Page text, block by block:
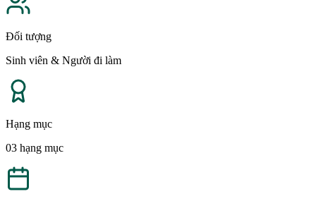
Đối tượng
Sinh viên & Người đi làm
Hạng mục
03 hạng mục